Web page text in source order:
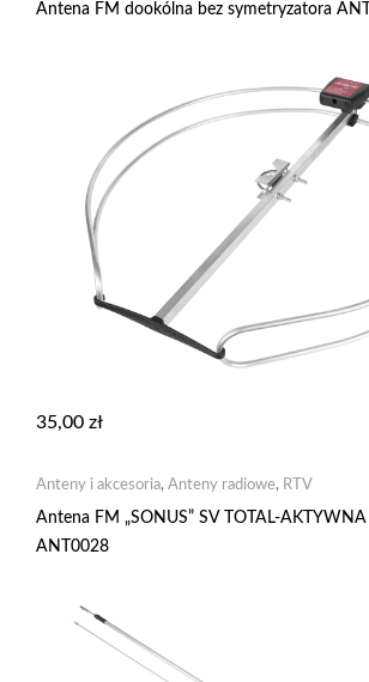
Antena FM dookólna bez symetryzatora
35,00 zł
Anteny i akcesoria, Anteny radiowe, RTV
Antena FM „SONUS” SV TOTAL-
ANT0028